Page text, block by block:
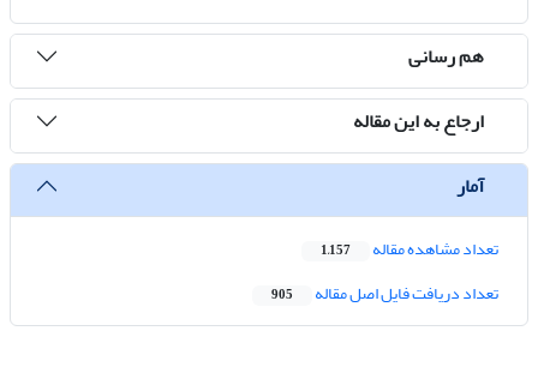
هم رسانی
ارجاع به این مقاله
آمار
تعداد مشاهده مقاله 1,157
تعداد دریافت فایل اصل مقاله 905